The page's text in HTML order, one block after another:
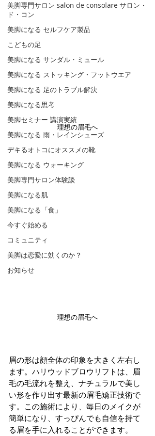
美脚専門サロン salon de consolare サロン・
ド・コン
美脚になる セルフケア製品
こどもの足
美脚になる サンダル・ミュール
美脚になる ストッキング・フットウエア
美脚になる 足のトラブル解決
美脚になる思考
美脚セミナー 講演実績
美脚になる 雨・レインシューズ
デキるオトコにオススメの靴
美脚になる ウォーキング
美脚専門サロン体験談
美脚になる肌
美脚になる「食」
今すぐ始める
コミュニティ
美脚は恋愛に効くのか？
お知らせ
理想の眉毛へ
理想の眉毛へ
眉の形は顔全体の印象を大きく左右し
ます。ハリウッドブロウリフトは、眉
毛の毛流れを整え、ナチュラルで美し
い形を作り出す最新の眉毛矯正技術で
す。この施術により、毎日のメイクが
簡単になり、すっぴんでも自信を持て
る眉を手に入れることができます。